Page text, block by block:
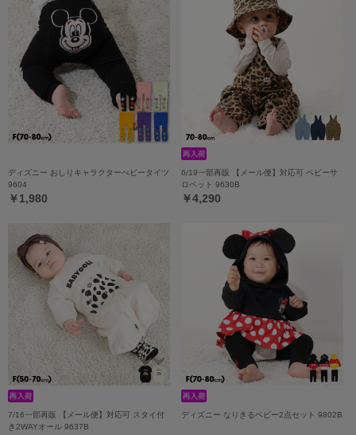
ディズニー おしりキャラクターべビータイツ
9604
￥1,980
6/19一部再販 【メール便】対応可 ベビーサ
ロペット 9630B
￥4,290
7/16一部再販 【メール便】対応可 スタイ付
き2WAYオール 9637B
ディズニー なりきるベビー2点セット 9802B